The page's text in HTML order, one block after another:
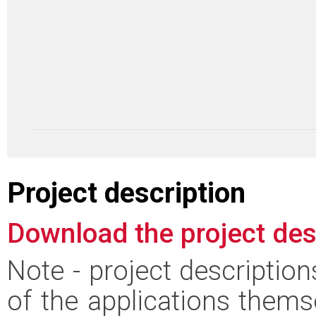
Project description
Download the project
Note - project
of the applications